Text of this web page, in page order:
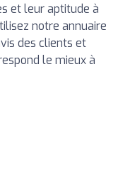
et leur aptitude à
notre annuaire
des clients et
le mieux à